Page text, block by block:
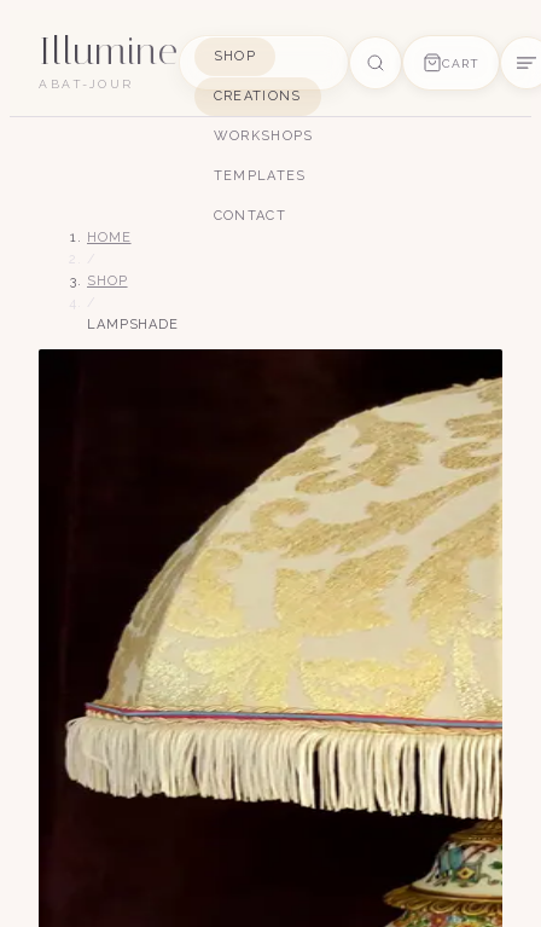
Illumine
ABAT-JOUR
SHOP
CREATIONS
WORKSHOPS
TEMPLATES
CONTACT
CART
HOME
SHOP
LAMPSHADE